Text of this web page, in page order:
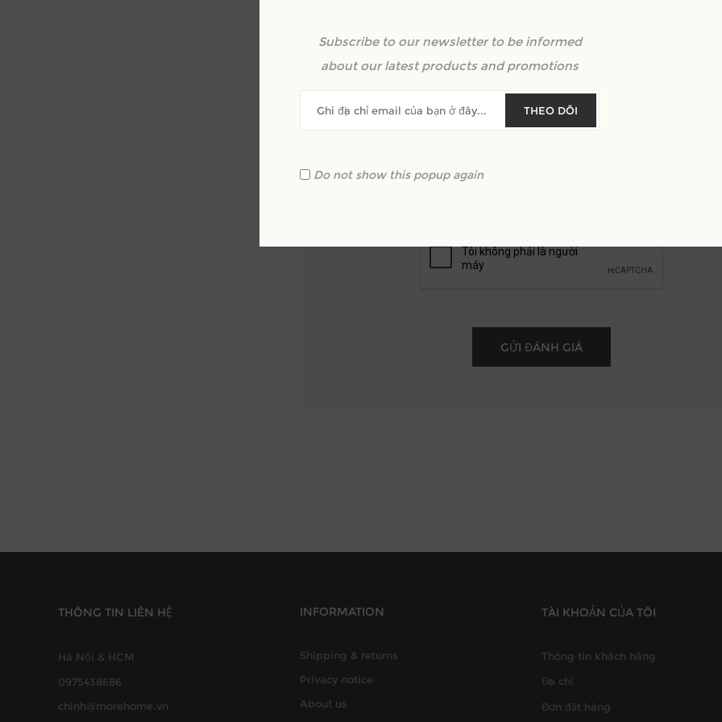
Xem lại văn bản:
THÔNG TIN LIÊN HỆ
Hà Nội & HCM
0975438686
chinh@morehome.vn
INFORMATION
Shipping & returns
Privacy notice
About us
TÀI KHOẢN CỦA TÔI
Thông tin khách hàng
Địa chỉ
Đơn đặt hàng
Subscribe to our newsletter to be informed
about our latest products and promotions
THEO DÕI
Do not show this popup again